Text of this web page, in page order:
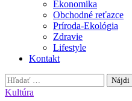
Ekonomika
Obchodné reťazce
Príroda-Ekológia
Zdravie
Lifestyle
Kontakt
Hľadať:
Kultúra